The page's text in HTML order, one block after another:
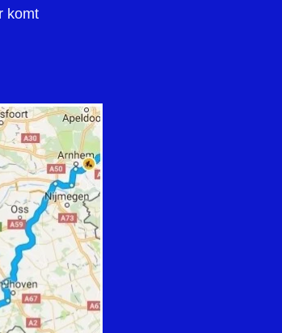
komt